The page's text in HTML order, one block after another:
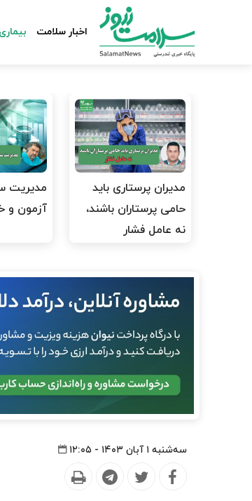
اخبار سلامت
مدیران پرستاری باید
حامی پرستاران باشند،
نه عامل فشار
مدیریت
آزمون و
سه‌شنبه ۱ آبان ۱۴۰۳ - ۱۲:۰۵